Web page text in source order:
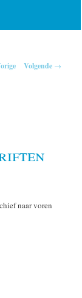
Volgende →
naar voren